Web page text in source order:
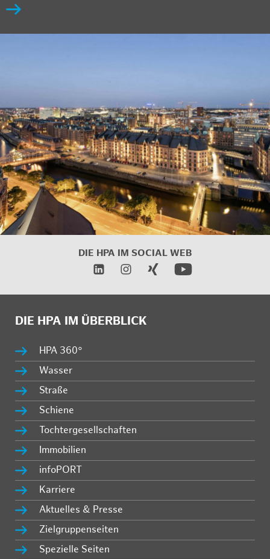
DIE HPA IM SOCIAL WEB
DIE HPA IM ÜBERBLICK
HPA 360°
Wasser
Straße
Schiene
Tochtergesellschaften
Immobilien
infoPORT
Karriere
Aktuelles & Presse
Zielgruppenseiten
Spezielle Seiten